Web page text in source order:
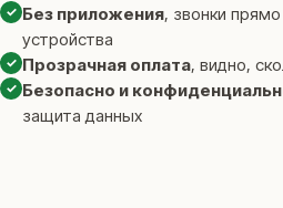
✓ Без приложения, звонки
устройства
✓ Прозрачная оплата, видно,
✓ Безопасно и
защита данных